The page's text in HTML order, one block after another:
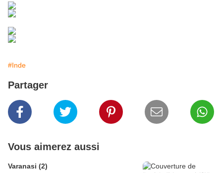
#Inde
Partager
Vous aimerez aussi
Varanasi (2)